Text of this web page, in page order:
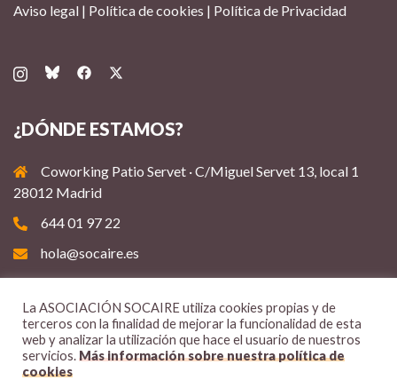
Aviso legal | Política de cookies | Política de Privacidad
¿DÓNDE ESTAMOS?
Coworking Patio Servet · C/Miguel Servet 13, local 1
28012 Madrid
644 01 97 22
hola@socaire.es
La ASOCIACIÓN SOCAIRE utiliza cookies propias y de
terceros con la finalidad de mejorar la funcionalidad de esta
web y analizar la utilización que hace el usuario de nuestros
servicios.Más información sobre nuestra política de
cookies